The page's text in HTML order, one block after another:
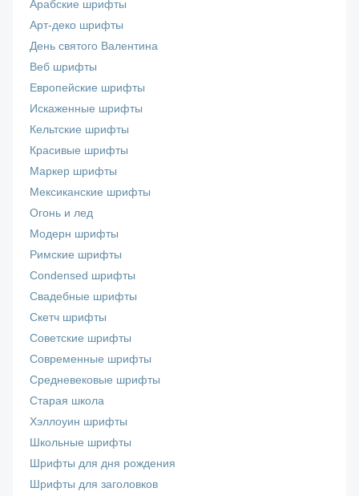
Арабские шрифты
Арт-деко шрифты
День святого Валентина
Веб шрифты
Европейские шрифты
Искаженные шрифты
Кельтские шрифты
Красивые шрифты
Маркер шрифты
Мексиканские шрифты
Огонь и лед
Модерн шрифты
Римские шрифты
Сondensed шрифты
Свадебные шрифты
Скетч шрифты
Советские шрифты
Современные шрифты
Средневековые шрифты
Старая школа
Хэллоуин шрифты
Школьные шрифты
Шрифты для дня рождения
Шрифты для заголовков